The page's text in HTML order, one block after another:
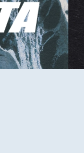
United Kingdom